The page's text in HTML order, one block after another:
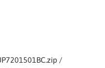
/